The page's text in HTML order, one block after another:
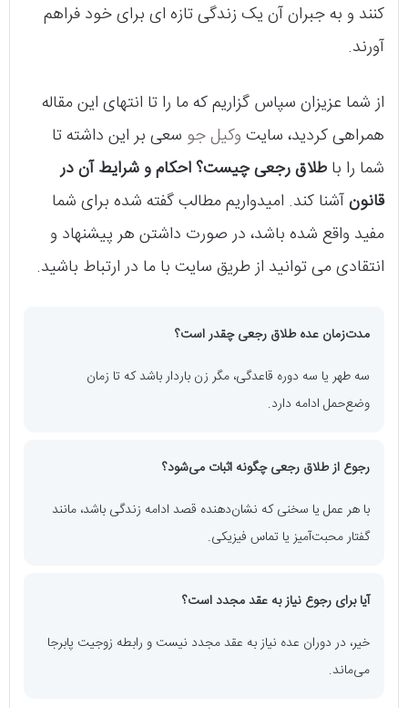
کنند و به جبران آن یک زندگی تازه‌ ای برای خود فراهم
آورند.
از شما عزیزان سپاس گزاریم که ما را تا انتهای این مقاله
همراهی کردید، سایت وکیل جو سعی بر این داشته تا
شما را با طلاق رجعی چیست؟ احکام و شرایط آن در
قانونآشنا کند. امیدواریم مطالب گفته شده برای شما
مفید واقع شده باشد، در صورت داشتن هر پیشنهاد و
انتقادی می توانید از طریق سایت با ما در ارتباط باشید.
مدت‌زمان عده طلاق رجعی چقدر است؟
سه طهر یا سه دوره قاعدگی، مگر زن باردار باشد که تا زمان
وضع‌حمل ادامه دارد.
رجوع از طلاق رجعی چگونه اثبات می‌شود؟
با هر عمل یا سخنی که نشان‌دهنده قصد ادامه زندگی باشد، مانند
گفتار محبت‌آمیز یا تماس فیزیکی.
آیا برای رجوع نیاز به عقد مجدد است؟
خیر، در دوران عده نیاز به عقد مجدد نیست و رابطه زوجیت پابرجا
می‌ماند.